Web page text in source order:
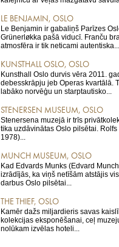
LE BENJAMIN, OSLO
Le Benjamin ir gabaliņš Parīzes
Grünerløkka pašā viducī. Franču
atmosfēra ir tik neticami autentiska...
KUNSTHALL OSLO, OSLO
Kunsthall Oslo durvis vēra 2011.
debesskrāpju jeb Operas kvartālā.
labāko norvēģu un starptautisko...
STENERSEN MUSEUM, OSLO
Stenersena muzejā ir trīs
tika uzdāvinātas Oslo pilsētai.
1978)...
MUNCH MUSEUM, OSLO
Kad Edvards Munks (Edvard
izrādījās, ka viņš netīšām atstājis
darbus Oslo pilsētai...
THE THIEF, OSLO
Kamēr dažs miljardieris savas
kolekcijas eksponēšanai, ceļ
nolūkam izvēlas hoteli...